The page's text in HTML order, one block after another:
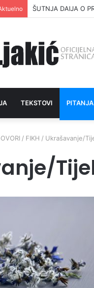
ŠUTNJA DAIJA O
TEKSTOVI
/ FIKH / Ukrašavanje/